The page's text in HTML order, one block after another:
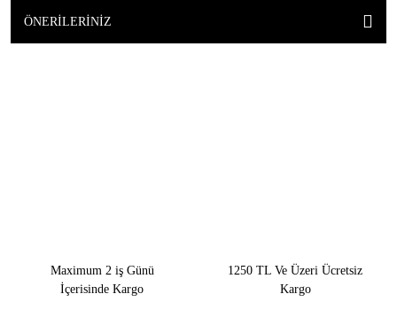
ÖNERILERINIZ
Maximum 2 iş Günü
İçerisinde Kargo
1250 TL Ve Üzeri Ücretsiz
Kargo